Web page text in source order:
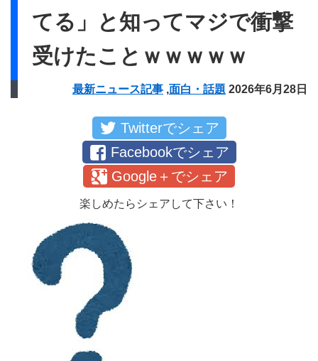
てる」と知ってマジで衝撃
受けたことｗｗｗｗｗ
最新ニュース記事 ,面白・話題 2026年6月28日
Twitterでシェア
Facebookでシェア
Google＋でシェア
楽しめたらシェアして下さい！